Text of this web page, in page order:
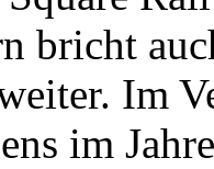
bricht
Im
im